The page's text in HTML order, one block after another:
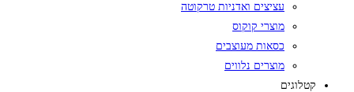
עציצים ואדניות טרקוטה
מוצרי קוקוס
כסאות מעוצבים
מוצרים נלווים
קטלוגים